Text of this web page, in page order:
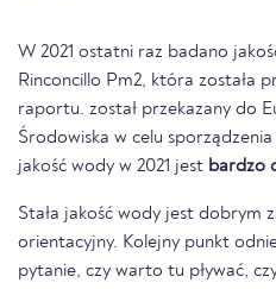
W 2021 ostatni raz badano
Rinconcillo Pm2, która została
raportu. został przekazany do
Środowiska w celu
jakość wody w 2021 jest bardzo
Stała jakość wody jest dobrym
orientacyjny. Kolejny punkt
pytanie, czy warto tu pływać,